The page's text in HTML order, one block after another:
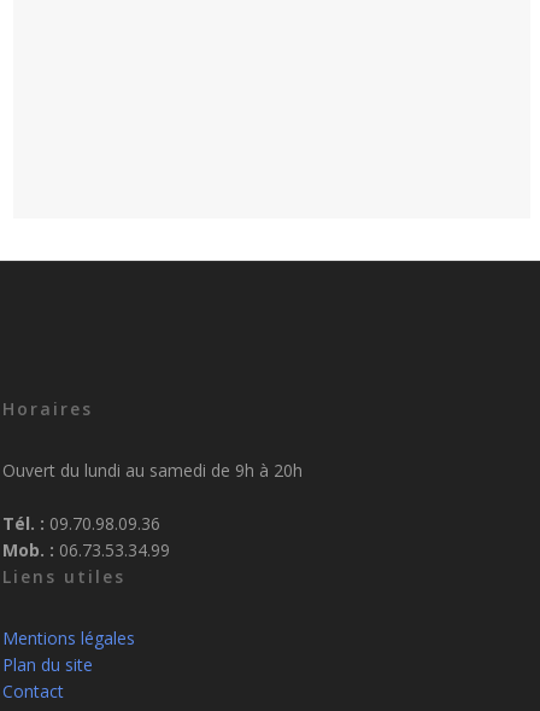
Horaires
Ouvert du lundi au samedi de 9h à 20h
Tél. : 09.70.98.09.36
Mob. : 06.73.53.34.99
Liens utiles
Mentions légales
Plan du site
Contact